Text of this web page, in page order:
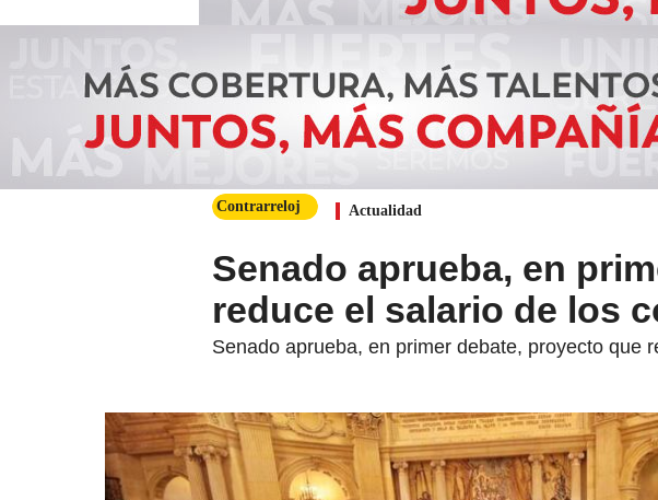
Contrarreloj Actualidad
Senado aprueba, en
reduce el salario de los
Senado aprueba, en primer debate, proyecto que